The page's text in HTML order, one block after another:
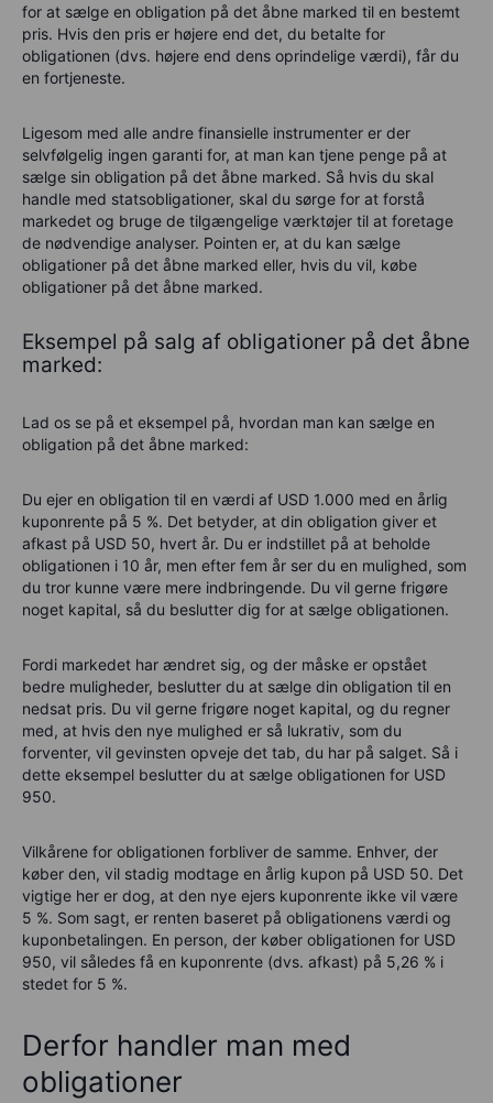
for at sælge en obligation på det åbne marked til en bestemt
pris. Hvis den pris er højere end det, du betalte for
obligationen (dvs. højere end dens oprindelige værdi), får du
en fortjeneste.
Ligesom med alle andre finansielle instrumenter er der
selvfølgelig ingen garanti for, at man kan tjene penge på at
sælge sin obligation på det åbne marked. Så hvis du skal
handle med statsobligationer, skal du sørge for at forstå
markedet og bruge de tilgængelige værktøjer til at foretage
de nødvendige analyser. Pointen er, at du kan sælge
obligationer på det åbne marked eller, hvis du vil, købe
obligationer på det åbne marked.
Eksempel på salg af obligationer på det åbne
marked:
Lad os se på et eksempel på, hvordan man kan sælge en
obligation på det åbne marked:
Du ejer en obligation til en værdi af USD 1.000 med en årlig
kuponrente på 5 %. Det betyder, at din obligation giver et
afkast på USD 50, hvert år. Du er indstillet på at beholde
obligationen i 10 år, men efter fem år ser du en mulighed, som
du tror kunne være mere indbringende. Du vil gerne frigøre
noget kapital, så du beslutter dig for at sælge obligationen.
Fordi markedet har ændret sig, og der måske er opstået
bedre muligheder, beslutter du at sælge din obligation til en
nedsat pris. Du vil gerne frigøre noget kapital, og du regner
med, at hvis den nye mulighed er så lukrativ, som du
forventer, vil gevinsten opveje det tab, du har på salget. Så i
dette eksempel beslutter du at sælge obligationen for USD
950.
Vilkårene for obligationen forbliver de samme. Enhver, der
køber den, vil stadig modtage en årlig kupon på USD 50. Det
vigtige her er dog, at den nye ejers kuponrente ikke vil være
5 %. Som sagt, er renten baseret på obligationens værdi og
kuponbetalingen. En person, der køber obligationen for USD
950, vil således få en kuponrente (dvs. afkast) på 5,26 % i
stedet for 5 %.
Derfor handler man med
obligationer